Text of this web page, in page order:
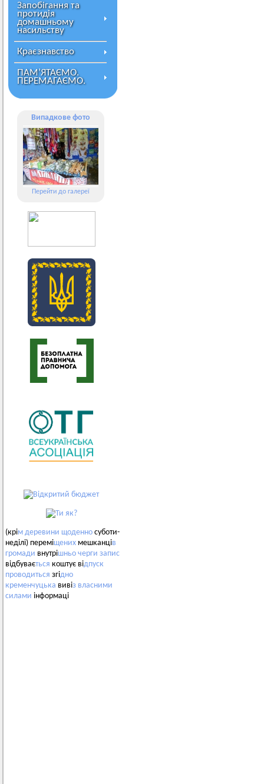
Запобігання та
протидія
домашньому
насильству
Краєзнавство
ПАМ’ЯТАЄМО.
ПЕРЕМАГАЄМО.
Випадкове фото
Перейти до галереї
(крім деревини щоденно суботи-
неділі) переміщених мешканців
громади внутрішньо черги запис
відбувається коштує відпуск
проводиться згідно
кременчуцька вивіз власними
силами інформаці